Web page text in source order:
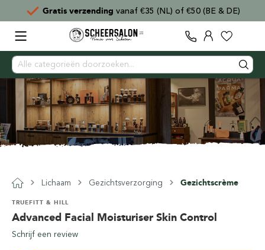
Gratis verzending vanaf €35 (NL) of €50 (BE & DE)
Lichaam Gezichtsverzorging Gezichtscrème
Advanced Facial Moisturiser Skin Control
TRUEFITT & HILL
Schrijf een review